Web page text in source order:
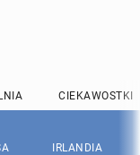
CIEKAWOSTKI
IRLANDIA